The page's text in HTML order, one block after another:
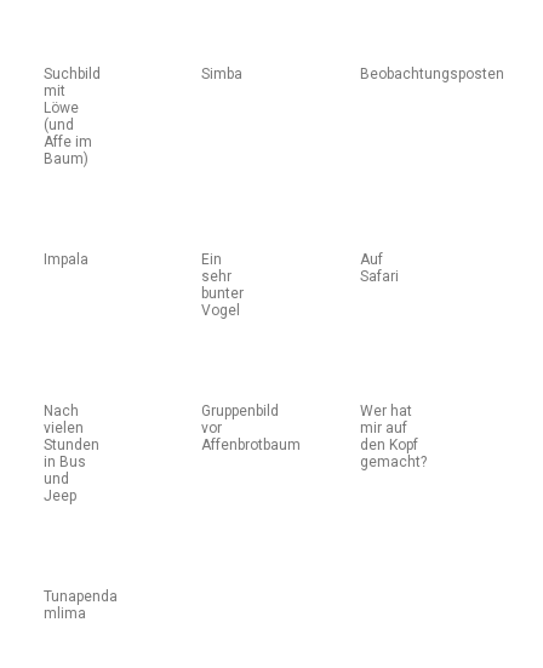
Suchbild
mit
Löwe
(und
Affe im
Baum)
Simba Beobachtungsposten
Impala
Ein
sehr
bunter
Vogel
Auf
Safari
Nach
vielen
Stunden
in Bus
und
Jeep
Gruppenbild
vor
Affenbrotbaum
Wer hat
mir auf
den Kopf
gemacht?
Tunapenda
mlima